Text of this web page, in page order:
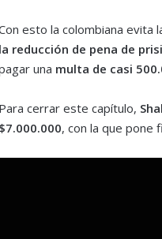
esto la colombiana evita
la reducción de pena de
una multa de casi
Para cerrar este capítulo,
$7.000.000, con la que pone